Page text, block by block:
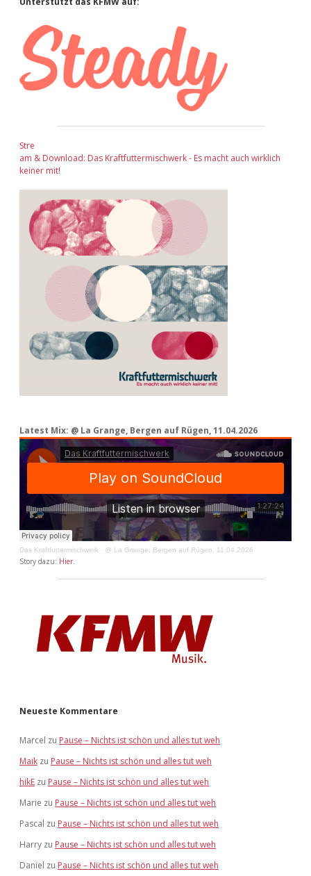
Sidebar
Stre
am & Download: Das Kraftfuttermischwerk - Es macht auch wirklich
keiner mit!
Latest Mix: @ La Grange, Bergen auf Rügen, 11.04.2026
Das Kraftfuttermischwerk · @ La Grange, Bergen auf Rügen, 11.04.2026
Story dazu: Hier.
Neueste Kommentare
Marcel zu Pause – Nichts ist schön und alles tut weh
Maik zu Pause – Nichts ist schön und alles tut weh
hikE zu Pause – Nichts ist schön und alles tut weh
Marie zu Pause – Nichts ist schön und alles tut weh
Pascal zu Pause – Nichts ist schön und alles tut weh
Harry zu Pause – Nichts ist schön und alles tut weh
Daniel zu Pause – Nichts ist schön und alles tut weh